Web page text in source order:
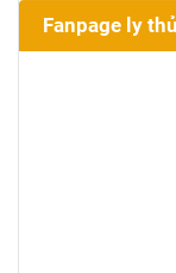
Fanpage ly